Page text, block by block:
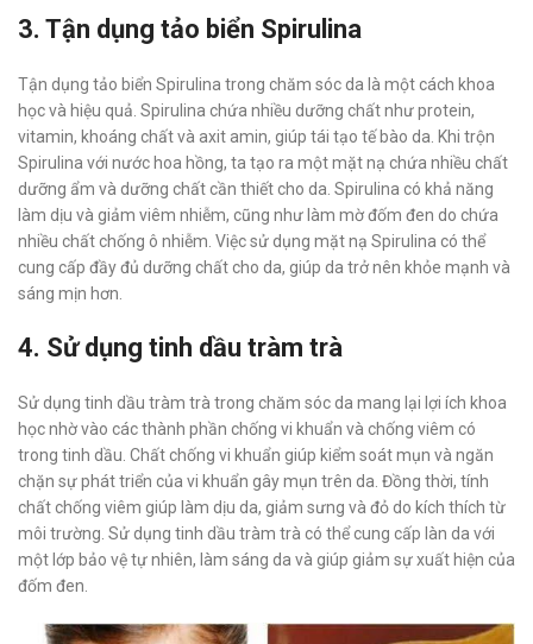
3. Tận dụng tảo biển Spirulina
Tận dụng tảo biển Spirulina trong chăm sóc da là một cách khoa
học và hiệu quả. Spirulina chứa nhiều dưỡng chất như protein,
vitamin, khoáng chất và axit amin, giúp tái tạo tế bào da. Khi trộn
Spirulina với nước hoa hồng, ta tạo ra một mặt nạ chứa nhiều chất
dưỡng ẩm và dưỡng chất cần thiết cho da. Spirulina có khả năng
làm dịu và giảm viêm nhiễm, cũng như làm mờ đốm đen do chứa
nhiều chất chống ô nhiễm. Việc sử dụng mặt nạ Spirulina có thể
cung cấp đầy đủ dưỡng chất cho da, giúp da trở nên khỏe mạnh và
sáng mịn hơn.
4. Sử dụng tinh dầu tràm trà
Sử dụng tinh dầu tràm trà trong chăm sóc da mang lại lợi ích khoa
học nhờ vào các thành phần chống vi khuẩn và chống viêm có
trong tinh dầu. Chất chống vi khuẩn giúp kiểm soát mụn và ngăn
chặn sự phát triển của vi khuẩn gây mụn trên da. Đồng thời, tính
chất chống viêm giúp làm dịu da, giảm sưng và đỏ do kích thích từ
môi trường. Sử dụng tinh dầu tràm trà có thể cung cấp làn da với
một lớp bảo vệ tự nhiên, làm sáng da và giúp giảm sự xuất hiện của
đốm đen.